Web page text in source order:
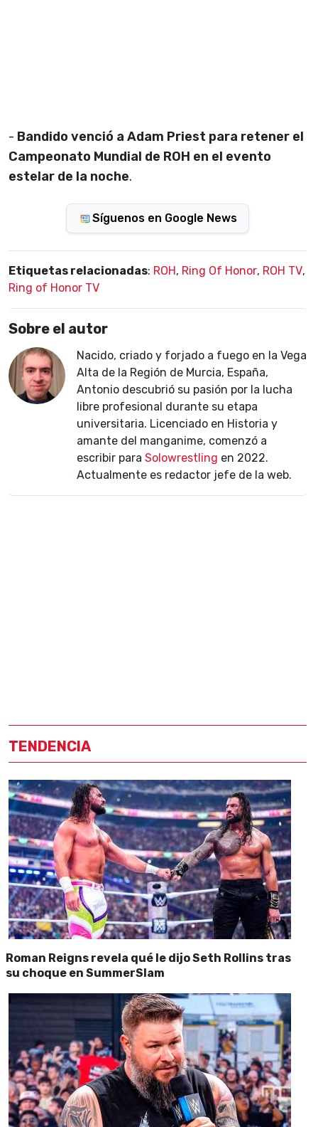
- Bandido venció a Adam Priest para retener el
Campeonato Mundial de ROH en el evento
estelar de la noche.
Síguenos en Google News
Etiquetas relacionadas: ROH, Ring Of Honor, ROH TV,
Ring of Honor TV
Sobre el autor
Nacido, criado y forjado a fuego en la Vega
Alta de la Región de Murcia, España,
Antonio descubrió su pasión por la lucha
libre profesional durante su etapa
universitaria. Licenciado en Historia y
amante del manganime, comenzó a
escribir para Solowrestling en 2022.
Actualmente es redactor jefe de la web.
TENDENCIA
Roman Reigns revela qué le dijo Seth Rollins tras
su choque en SummerSlam